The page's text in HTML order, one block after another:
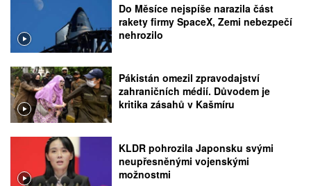
Do Měsíce nejspíše narazila část
rakety firmy SpaceX, Zemi nebezpečí
nehrozilo
Pákistán omezil zpravodajství
zahraničních médií. Důvodem je
kritika zásahů v Kašmíru
KLDR pohrozila Japonsku svými
neupřesněnými vojenskými
možnostmi